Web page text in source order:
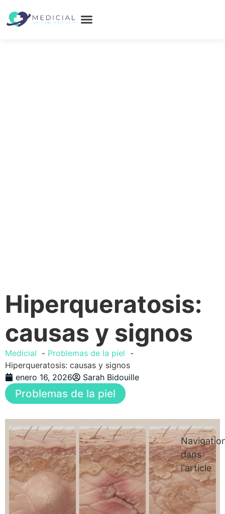
Hiperqueratosis:
causas y signos
Medicial
Problemas de la piel
Hiperqueratosis: causas y signos
enero 16, 2026
Sarah Bidouille
Problemas de la piel
dans
l'article